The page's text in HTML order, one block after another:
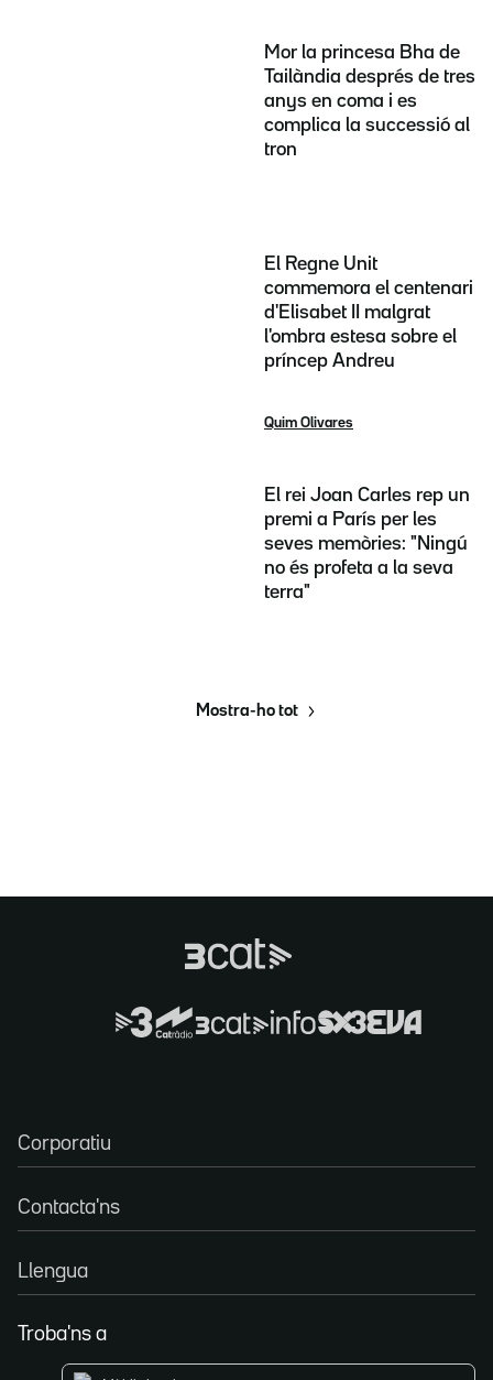
Mor la princesa Bha de
Tailàndia després de tres
anys en coma i es
complica la successió al
tron
El Regne Unit
commemora el centenari
d'Elisabet II malgrat
l'ombra estesa sobre el
príncep Andreu
Quim Olivares
El rei Joan Carles rep un
premi a París per les
seves memòries: "Ningú
no és profeta a la seva
terra"
Mostra-ho tot
Corporatiu
Contacta'ns
Llengua
Troba'ns a